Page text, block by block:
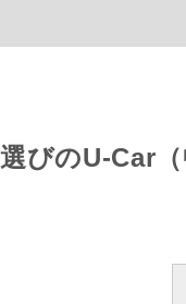
びのU-Car